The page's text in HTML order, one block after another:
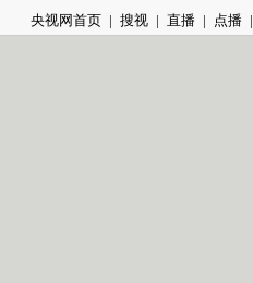
央视网首页 | 搜视 | 直播 | 点播 |